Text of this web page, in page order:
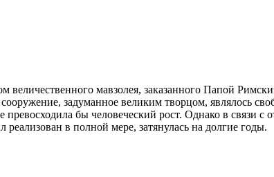
величественного мавзолея, заказанного Папой
задуманное великим творцом, являлось
бы человеческий рост. Однако в связи с
в полной мере, затянулась на долгие годы.